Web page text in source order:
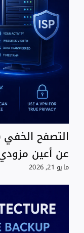
عن أعين
مايو 21, 2026